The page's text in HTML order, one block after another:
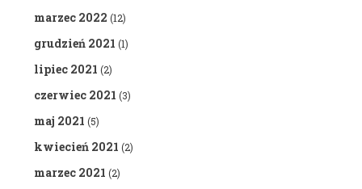
marzec 2022 (12)
grudzień 2021 (1)
lipiec 2021 (2)
czerwiec 2021 (3)
maj 2021 (5)
kwiecień 2021 (2)
marzec 2021 (2)